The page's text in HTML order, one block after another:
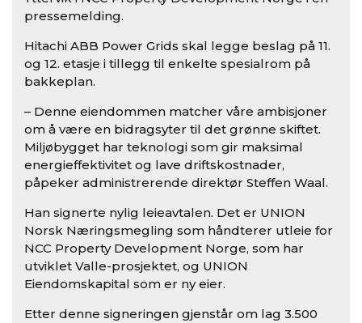
pressemelding.
Hitachi ABB Power Grids skal legge beslag på 11.
og 12. etasje i tillegg til enkelte spesialrom på
bakkeplan.
– Denne eiendommen matcher våre ambisjoner
om å være en bidragsyter til det grønne skiftet.
Miljøbygget har teknologi som gir maksimal
energieffektivitet og lave driftskostnader,
påpeker administrerende direktør Steffen Waal.
Han signerte nylig leieavtalen. Det er UNION
Norsk Næringsmegling som håndterer utleie for
NCC Property Development Norge, som har
utviklet Valle-prosjektet, og UNION
Eiendomskapital som er ny eier.
Etter denne signeringen gjenstår om lag 3.500